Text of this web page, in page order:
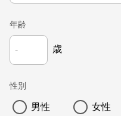
年齢
歳
性別
男性 女性